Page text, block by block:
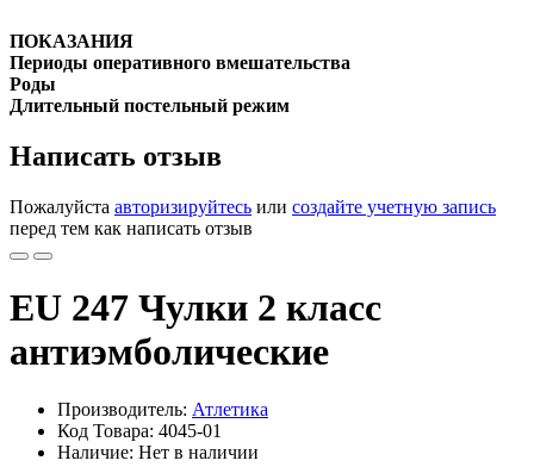
ПОКАЗАНИЯ
Периоды оперативного вмешательства
Роды
Длительный постельный режим
Написать отзыв
Пожалуйста авторизируйтесь или создайте учетную запись
перед тем как написать отзыв
EU 247 Чулки 2 класс
антиэмболические
Производитель: Атлетика
Код Товара: 4045-01
Наличие: Нет в наличии